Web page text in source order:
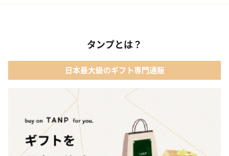
タンプとは？
日本最大級のギフト専門通販